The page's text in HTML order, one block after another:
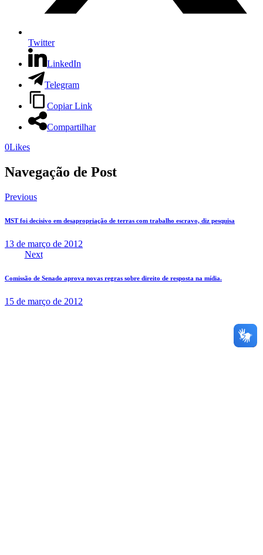
Twitter
LinkedIn
Telegram
Copiar Link
Compartilhar
0Likes
Navegação de Post
Previous
MST foi decisivo em desapropriação de terras com trabalho escravo, diz pesquisa
13 de março de 2012
Next
Comissão de Senado aprova novas regras sobre direito de resposta na mídia.
15 de março de 2012